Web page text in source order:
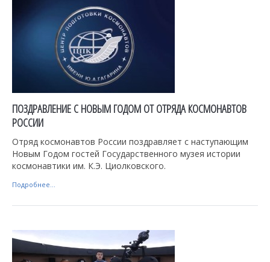
ПОЗДРАВЛЕНИЕ С НОВЫМ ГОДОМ ОТ ОТРЯДА КОСМОНАВТОВ
РОССИИ
Отряд космонавтов России поздравляет с наступающим
Новым Годом гостей Государственного музея истории
космонавтики им. К.Э. Циолковского.
Подробнее...